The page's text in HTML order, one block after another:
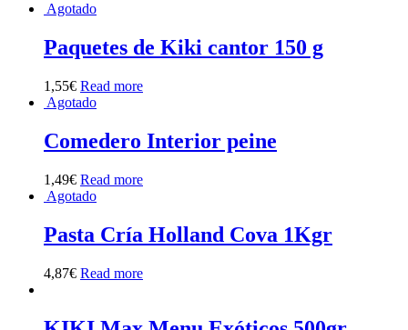
Agotado
Paquetes de Kiki cantor 150 g
1,55€ Read more
Agotado
Comedero Interior peine
1,49€ Read more
Agotado
Pasta Cría Holland Cova 1Kgr
4,87€ Read more